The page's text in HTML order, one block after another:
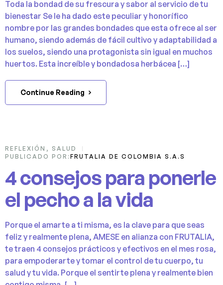
Toda la bondad de su frescura y sabor al servicio de tu
bienestar Se le ha dado este peculiar y honorífico
nombre por las grandes bondades que esta ofrece al ser
humano, siendo además de fácil cultivo y adaptabilidad a
los suelos, siendo una protagonista sin igual en muchos
huertos. Esta increíble y bondadosa herbácea […]
Continue Reading
12
REFLEXIÓN , SALUD
PUBLICADO POR: FRUTALIA DE COLOMBIA S.A.S
4 consejos para ponerle
el pecho a la vida
Porque el amarte a ti misma, es la clave para que seas
feliz y realmente plena, AMESE en alianza con FRUTALIA,
te traen 4 consejos prácticos y efectivos en el mes rosa,
para empoderarte y tomar el control de tu cuerpo, tu
salud y tu vida. Porque el sentirte plena y realmente bien